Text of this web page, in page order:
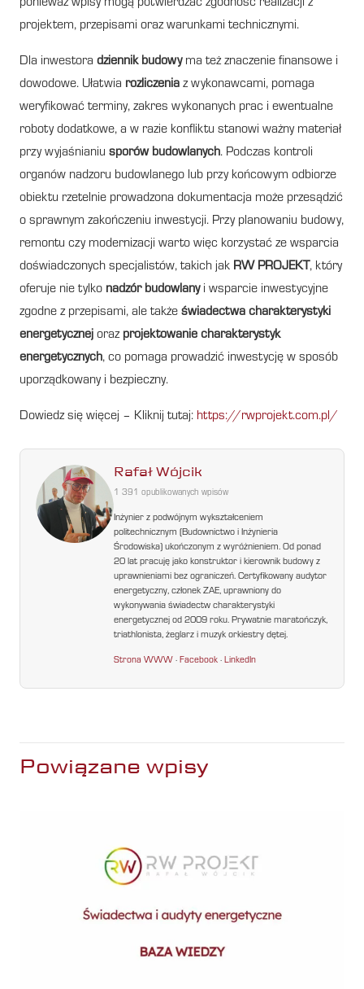
ponieważ wpisy mogą potwierdzać zgodność realizacji z
projektem, przepisami oraz warunkami technicznymi.
Dla inwestora dziennik budowyma też znaczenie finansowe i
dowodowe. Ułatwia rozliczenia z wykonawcami, pomaga
weryfikować terminy, zakres wykonanych prac i ewentualne
roboty dodatkowe, a w razie konfliktu stanowi ważny materiał
przy wyjaśnianiu sporów budowlanych. Podczas kontroli
organów nadzoru budowlanego lub przy końcowym odbiorze
obiektu rzetelnie prowadzona dokumentacja może przesądzić
o sprawnym zakończeniu inwestycji. Przy planowaniu budowy,
remontu czy modernizacji warto więc korzystać ze wsparcia
doświadczonych specjalistów, takich jak RW PROJEKT, który
oferuje nie tylko nadzór budowlanyi wsparcie inwestycyjne
zgodne z przepisami, ale także świadectwa charakterystyki
energetycznej oraz projektowanie charakterystyk
energetycznych, co pomaga prowadzić inwestycję w sposób
uporządkowany i bezpieczny.
Dowiedz się więcej – Kliknij tutaj: https://rwprojekt.com.pl/
Rafał Wójcik
1 391 opublikowanych wpisów
Inżynier z podwójnym wykształceniem
politechnicznym (Budownictwo i Inżynieria
Środowiska) ukończonym z wyróżnieniem. Od ponad
20 lat pracuję jako konstruktor i kierownik budowy z
uprawnieniami bez ograniczeń. Certyfikowany audytor
energetyczny, członek ZAE, uprawniony do
wykonywania świadectw charakterystyki
energetycznej od 2009 roku. Prywatnie maratończyk,
triathlonista, żeglarz i muzyk orkiestry dętej.
Strona WWW ·Facebook ·LinkedIn
Powiązane wpisy